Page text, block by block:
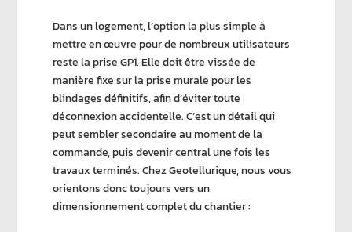
Dans un logement, l’option la plus simple à
mettre en œuvre pour de nombreux utilisateurs
reste laprise GP1. Elle doit être vissée de
manière fixe sur la prise murale pour les
blindages définitifs, afin d’éviter toute
déconnexion accidentelle. C’est un détail qui
peut sembler secondaire au moment de la
commande, puis devenir central une fois les
travaux terminés. ChezGeotellurique, nous vous
orientons donc toujours vers un
dimensionnement complet du chantier :